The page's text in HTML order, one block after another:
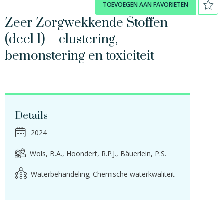
TOEVOEGEN AAN FAVORIETEN
Zeer Zorgwekkende Stoffen
(deel 1) – clustering,
bemonstering en toxiciteit
Details
2024
Wols, B.A. Hoondert, R.P.J. Bäuerlein, P.S.
Waterbehandeling; Chemische waterkwaliteit